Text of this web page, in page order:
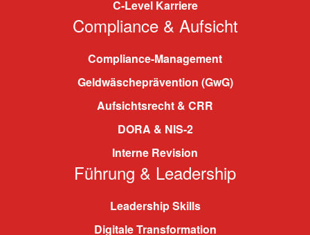
C-Level Karriere
Compliance & Aufsicht
Compliance-Management
Geldwäscheprävention (GwG)
Aufsichtsrecht & CRR
DORA & NIS-2
Interne Revision
Führung & Leadership
Leadership Skills
Digitale Transformation